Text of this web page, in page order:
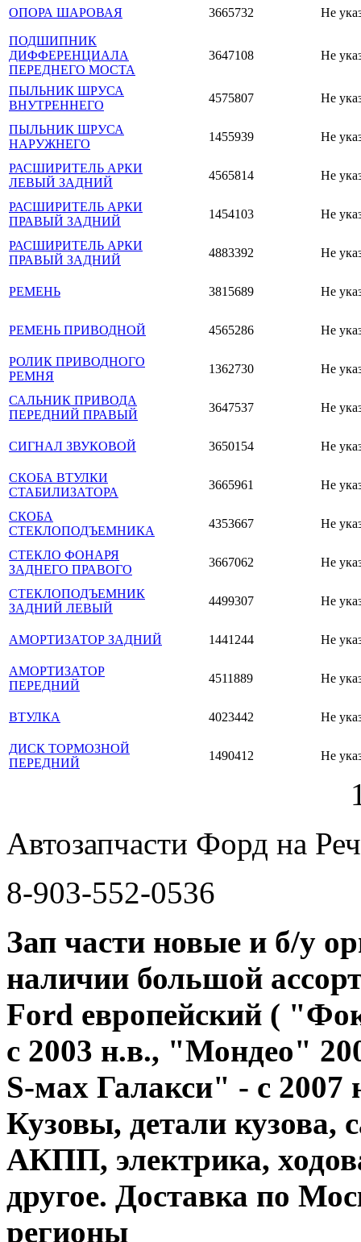
ОПОРА ШАРОВАЯ 3665732 Не
ПОДШИПНИК
ДИФФЕРЕНЦИАЛА
ПЕРЕДНЕГО МОСТА
3647108 Не
ПЫЛЬНИК ШРУСА
ВНУТРЕННЕГО
4575807 Не
ПЫЛЬНИК ШРУСА
НАРУЖНЕГО
1455939 Не
РАСШИРИТЕЛЬ АРКИ
ЛЕВЫЙ ЗАДНИЙ
4565814 Не
РАСШИРИТЕЛЬ АРКИ
ПРАВЫЙ ЗАДНИЙ
1454103 Не
РАСШИРИТЕЛЬ АРКИ
ПРАВЫЙ ЗАДНИЙ
4883392 Не
РЕМЕНЬ 3815689 Не
РЕМЕНЬ ПРИВОДНОЙ 4565286 Не
РОЛИК ПРИВОДНОГО
РЕМНЯ
1362730 Не
САЛЬНИК ПРИВОДА
ПЕРЕДНИЙ ПРАВЫЙ
3647537 Не
СИГНАЛ ЗВУКОВОЙ 3650154 Не
СКОБА ВТУЛКИ
СТАБИЛИЗАТОРА
3665961 Не
СКОБА
СТЕКЛОПОДЪЕМНИКА
4353667 Не
СТЕКЛО ФОНАРЯ
ЗАДНЕГО ПРАВОГО
3667062 Не
СТЕКЛОПОДЪЕМНИК
ЗАДНИЙ ЛЕВЫЙ
4499307 Не
АМОРТИЗАТОР ЗАДНИЙ 1441244 Не
АМОРТИЗАТОР
ПЕРЕДНИЙ
4511889 Не
ВТУЛКА 4023442 Не
ДИСК ТОРМОЗНОЙ
ПЕРЕДНИЙ
1490412 Не
Автозапчасти Форд на
8-903-552-0536
Зап части новые и б/у
наличии большой
Ford европейский (
с 2003 н.в., "Мондео"
S-мах Галакси" - с
Кузовы, детали
АКПП, электрика,
другое. Доставка по
регионы